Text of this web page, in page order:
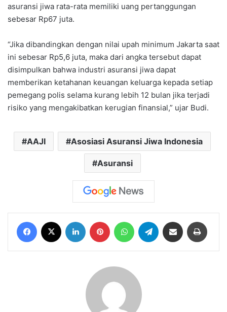
asuransi jiwa rata-rata memiliki uang pertanggungan
sebesar Rp67 juta.
“Jika dibandingkan dengan nilai upah minimum Jakarta saat
ini sebesar Rp5,6 juta, maka dari angka tersebut dapat
disimpulkan bahwa industri asuransi jiwa dapat
memberikan ketahanan keuangan keluarga kepada setiap
pemegang polis selama kurang lebih 12 bulan jika terjadi
risiko yang mengakibatkan kerugian finansial,” ujar Budi.
AAJI Asosiasi Asuransi Jiwa Indonesia
Asuransi
Facebook LinkedIn Pinterest WhatsAppTelegram Share via Email